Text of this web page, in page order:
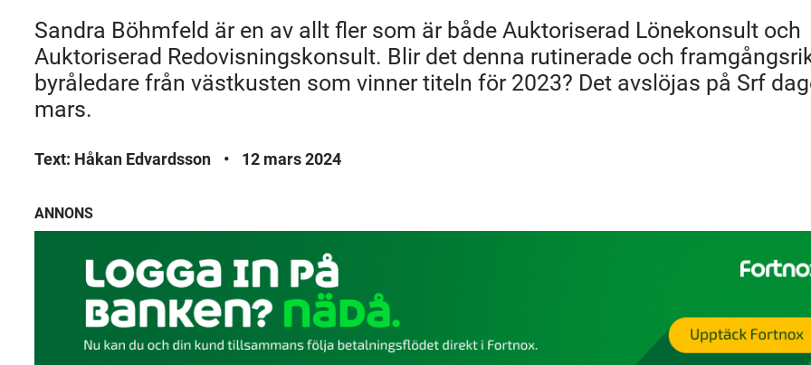
Sandra Böhmfeld är en av allt fler som är både Auktoriserad Lönekonsult och
Auktoriserad Redovisningskonsult. Blir det denna rutinerade och
byråledare från västkusten som vinner titeln för 2023? Det avslöjas på Srf
mars.
Text: Håkan Edvardsson • 12 mars 2024
ANNONS